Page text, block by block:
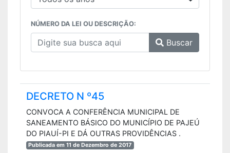
NÚMERO DA LEI OU DESCRIÇÃO:
Buscar
DECRETO N º45
CONVOCA A CONFERÊNCIA MUNICIPAL DE
SANEAMENTO BÁSICO DO MUNICÍPIO DE PAJEÚ
DO PIAUÍ-PI E DÁ OUTRAS PROVIDÊNCIAS .
Publicada em 11 de Dezembro de 2017